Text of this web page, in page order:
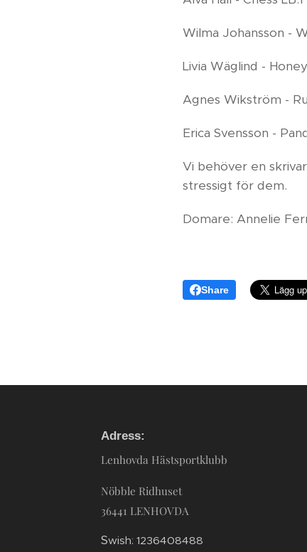
Wilma Johansson -
Livia Wäglind -
Agnes Wikström -
Erica Svensson -
Vi behöver en
stressigt för dem.
Domare: Annelie
Share
Adress:
Lenhovda Hästsportklubb
Nöbble Ridhuset
36441 LENHOVDA
Swish: 1236408488